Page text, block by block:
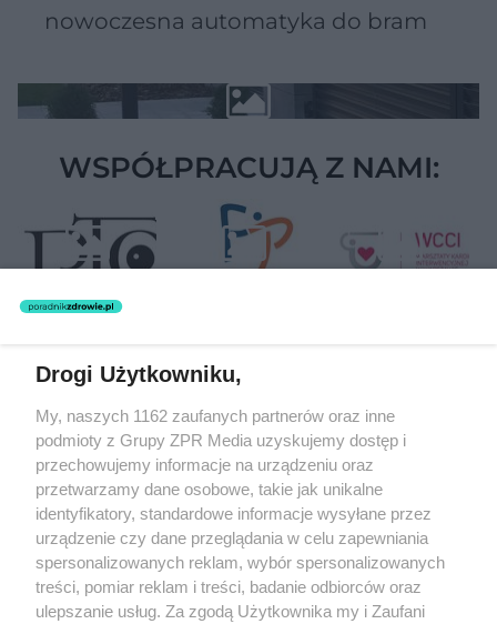
nowoczesna automatyka do bram
WSPÓŁPRACUJĄ Z NAMI:
rozpowszechniany lub dalej rozpowszechniany w jakikolwiek sposób
(w tym także elektroniczny lub mechaniczny) na jakimkolwiek polu
eksploatacji w jakiejkolwiek formie, włącznie z umieszczaniem w
Internecie bez pisemnej zgody właściciela praw. Jakiekolwiek użycie
lub wykorzystanie utworów w całości lub w części z naruszeniem
prawa, tzn. bez właściwej zgody, jest zabronione pod groźbą kary i
może być ścigane prawnie.
Drogi Użytkowniku,
My, naszych 1162 zaufanych partnerów oraz inne
podmioty z Grupy ZPR Media uzyskujemy dostęp i
przechowujemy informacje na urządzeniu oraz
przetwarzamy dane osobowe, takie jak unikalne
identyfikatory, standardowe informacje wysyłane przez
urządzenie czy dane przeglądania w celu zapewniania
spersonalizowanych reklam, wybór spersonalizowanych
treści, pomiar reklam i treści, badanie odbiorców oraz
ulepszanie usług. Za zgodą Użytkownika my i Zaufani